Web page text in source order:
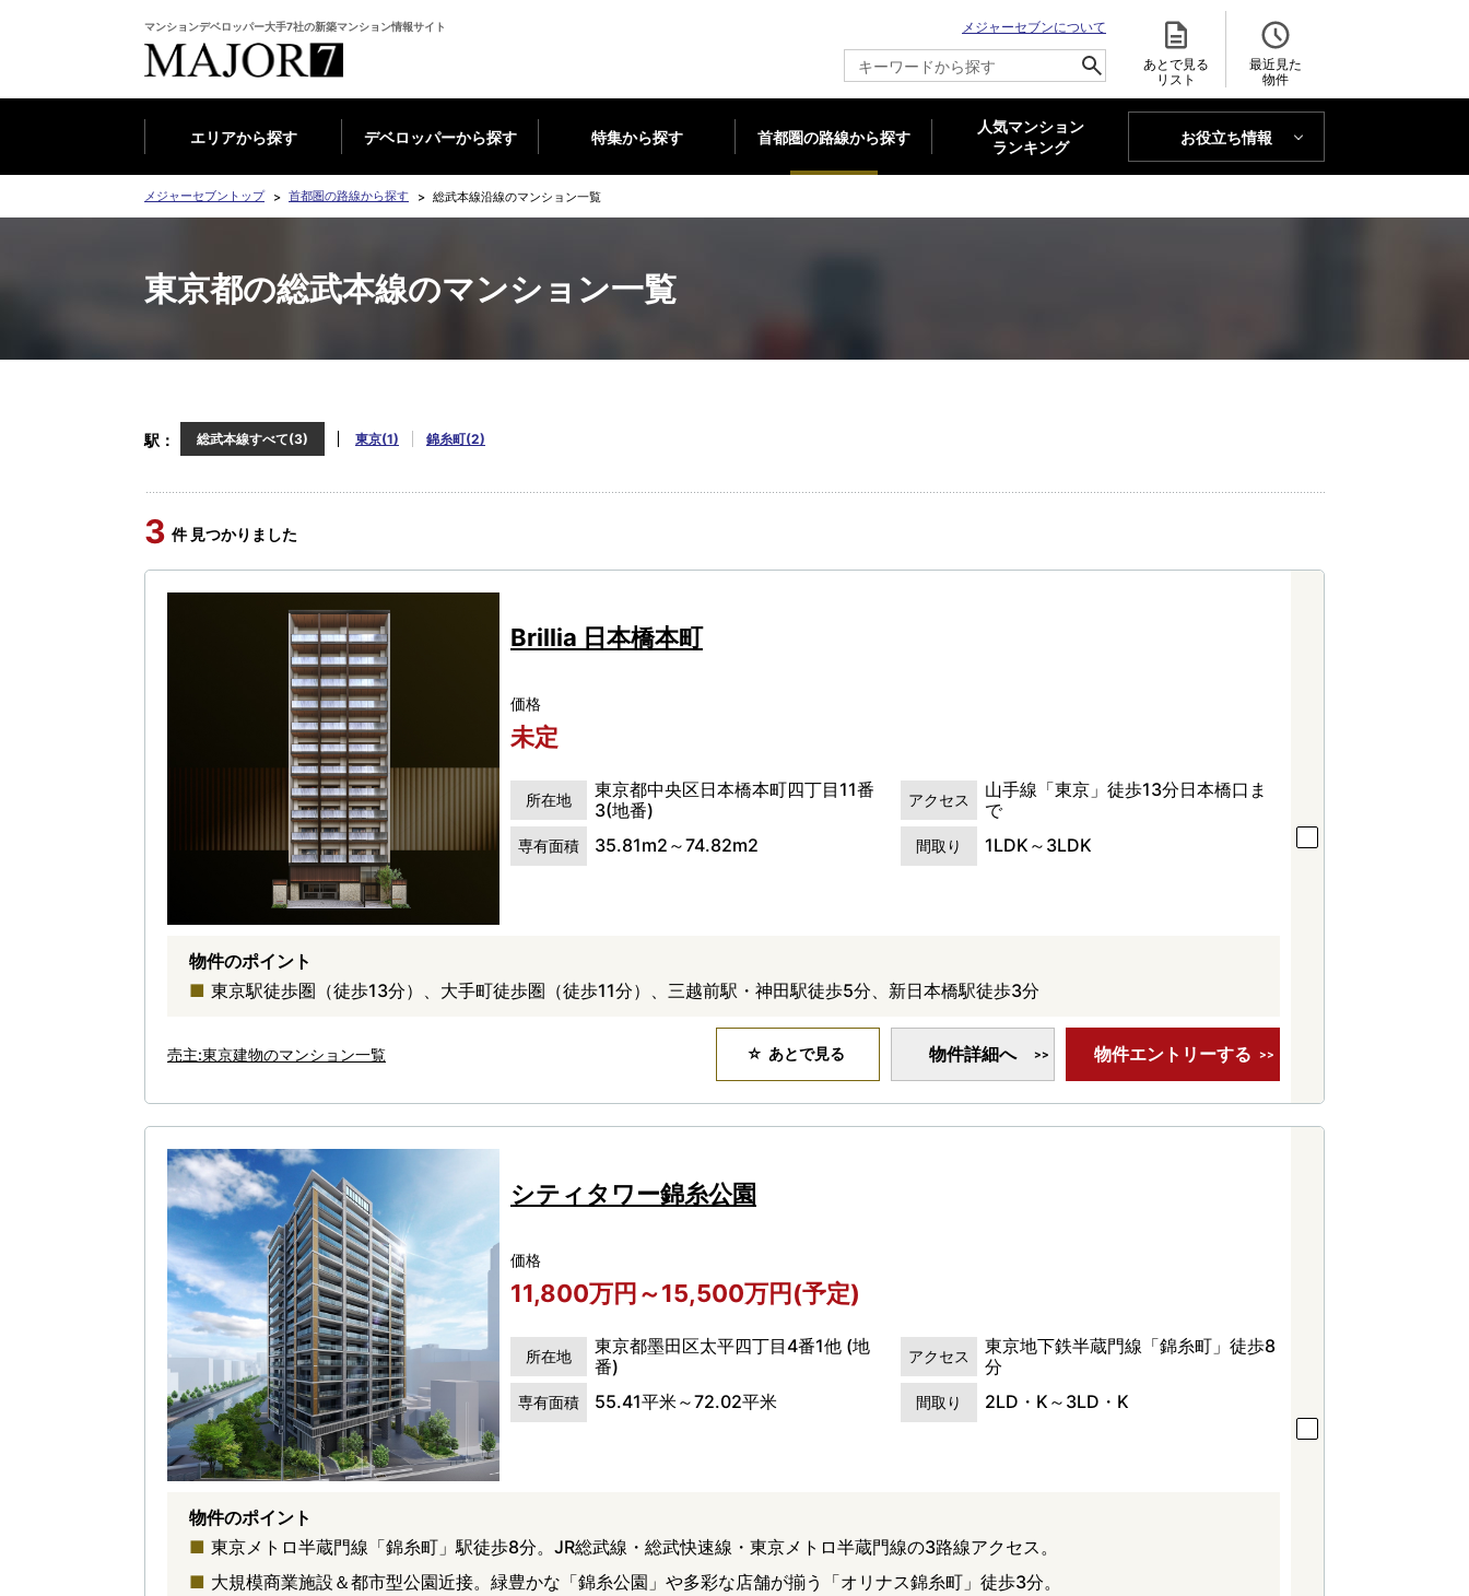
マンションデベロッパー大手7社の新築マンション情報サイト
メジャーセブンについて
あとで見る
リスト
最近見た
物件
エリアから探す デベロッパーから探す 特集から探す 首都圏の路線から探す
人気マンション
ランキング
お役立ち情報
MAJOR'S BLOG
メジャーセブントップ 首都圏の路線から探す 総武本線沿線のマンション一覧
東京都の総武本線のマンション一覧
駅 総武本線すべて(3) 東京(1) 錦糸町(2)
3 件 見つかりました
Brillia 日本橋本町
価格
未定
所在地
東京都中央区日本橋本町四丁目11番
3(地番)
アクセス
山手線「東京」徒歩13分日本橋口ま
で
専有面積 35.81m2～74.82m2 間取り 1LDK～3LDK
物件のポイント
東京駅徒歩圏（徒歩13分）、大手町徒歩圏（徒歩11分）、三越前駅・神田駅徒歩5分、新日本橋駅徒歩3分
売主:東京建物のマンション一覧 あとで見る 物件詳細へ 物件エントリーする
シティタワー錦糸公園
価格
11,800万円～15,500万円(予定)
所在地
東京都墨田区太平四丁目4番1他 (地
番)
アクセス
東京地下鉄半蔵門線「錦糸町」徒歩8
分
専有面積 55.41平米～72.02平米 間取り 2LD・K～3LD・K
物件のポイント
東京メトロ半蔵門線「錦糸町」駅徒歩8分。JR総武線・総武快速線・東京メトロ半蔵門線の3路線アクセス。
大規模商業施設＆都市型公園近接。緑豊かな「錦糸公園」や多彩な店舗が揃う「オリナス錦糸町」徒歩3分。